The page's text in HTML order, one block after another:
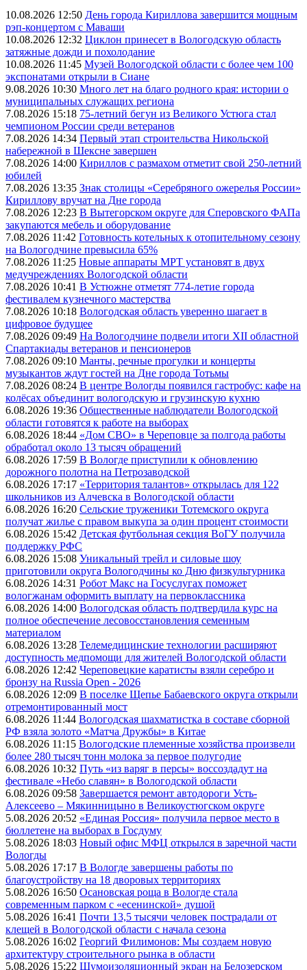
10.08.2026 12:50 День города Кириллова завершится мощным
рэп-концертом с Маваши
10.08.2026 12:32 Циклон принесет в Вологодскую область
затяжные дожди и похолодание
10.08.2026 11:45 Музей Вологодской области с более чем 100
экспонатами открыли в Сиане
9.08.2026 10:30 Много лет на благо родного края: истории о
муниципальных служащих региона
7.08.2026 15:18 75-летний бегун из Великого Устюга стал
чемпионом России среди ветеранов
7.08.2026 14:34 Первый этап строительства Никольской
набережной в Шексне завершен
7.08.2026 14:00 Кириллов с размахом отметит свой 250-летний
юбилей
7.08.2026 13:35 Знак столицы «Серебряного ожерелья России»
Кириллову вручат на Дне города
7.08.2026 12:23 В Вытегорском округе для Сперовского ФАПа
закупаются мебель и оборудование
7.08.2026 11:42 Готовность котельных к отопительному сезону
на Вологодчине превысила 65%
7.08.2026 11:25 Новые аппараты МРТ установят в двух
медучреждениях Вологодской области
7.08.2026 10:41 В Устюжне отметят 774-летие города
фестивалем кузнечного мастерства
7.08.2026 10:18 Вологодская область уверенно шагает в
цифровое будущее
7.08.2026 09:49 На Вологодчине подвели итоги XII областной
Спартакиады ветеранов и пенсионеров
7.08.2026 09:10 Манты, речные прогулки и концерты
музыкантов ждут гостей на Дне города Тотьмы
7.08.2026 08:24 В центре Вологды появился гастробус: кафе на
колёсах объединит вологодскую и грузинскую кухню
6.08.2026 19:36 Общественные наблюдатели Вологодской
области готовятся к работе на выборах
6.08.2026 18:44 «Дом СВО» в Череповце за полгода работы
обработал около 13 тысяч обращений
6.08.2026 17:59 В Вологде приступили к обновлению
дорожного полотна на Петрозаводской
6.08.2026 17:17 «Территория талантов» открылась для 122
школьников из Алчевска в Вологодской области
6.08.2026 16:20 Сельские труженики Тотемского округа
получат жилье с правом выкупа за один процент стоимости
6.08.2026 15:42 Детская футбольная секция ВоГУ получила
поддержку РФС
6.08.2026 15:08 Уникальный трейл и силовые шоу
приготовили округа Вологодчины ко Дню физкультурника
6.08.2026 14:31 Робот Макс на Госуслугах поможет
вологжанам оформить выплату на первоклассника
6.08.2026 14:00 Вологодская область подтвердила курс на
полное обеспечение лесовосстановления семенным
материалом
6.08.2026 13:28 Телемедицинские технологии расширяют
доступность медпомощи для жителей Вологодской области
6.08.2026 12:42 Череповецкие каратисты взяли серебро и
бронзу на Russia Open - 2026
6.08.2026 12:09 В поселке Щепье Бабаевского округа открыли
отремонтированный мост
6.08.2026 11:44 Вологодская шахматистка в составе сборной
РФ взяла золото «Матча Дружбы» в Китае
6.08.2026 11:15 Вологодские племенные хозяйства произвели
более 280 тысяч тонн молока за первое полугодие
6.08.2026 10:32 Путь «из варяг в персы» воссоздадут на
фестивале «Небо славян» в Вологодской области
6.08.2026 09:58 Завершается ремонт автодороги Усть-
Алексеево – Мякинницыно в Великоустюгском округе
5.08.2026 20:52 «Единая Россия» получила первое место в
бюллетене на выборах в Госдуму
5.08.2026 18:03 Новый офис МФЦ открылся в заречной части
Вологды
5.08.2026 17:17 В Вологде завершены работы по
благоустройству на 18 дворовых территориях
5.08.2026 16:50 Осановская роща в Вологде стала
современным парком с «есенинской» душой
5.08.2026 16:41 Почти 13,5 тысячи человек пострадали от
клещей в Вологодской области с начала сезона
5.08.2026 16:02 Георгий Филимонов: Мы создаем новую
архитектуру строительного рынка в области
5.08.2026 15:22 Шумоизоляционный экран на Белозерском